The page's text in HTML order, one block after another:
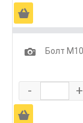
Ä
1
Болт
- +
Ä